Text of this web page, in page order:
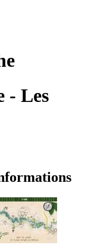
- Les